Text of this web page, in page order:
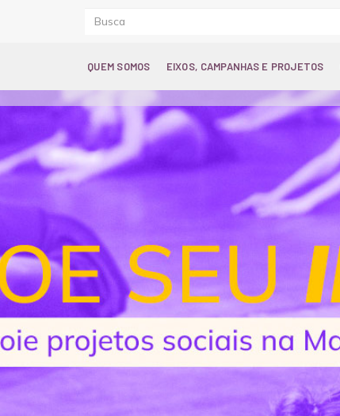
QUEM SOMOS EIXOS, CAMPANHAS E PROJETOS